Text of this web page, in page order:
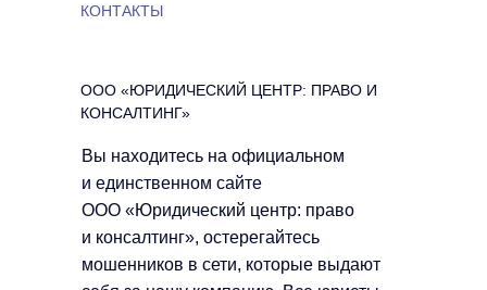
Вы находитесь на официальном
и единственном сайте
ООО «Юридический центр: право
и консалтинг», остерегайтесь
мошенников в сети, которые выдают
ООО «ЮРИДИЧЕСКИЙ ЦЕНТР: ПРАВО И
КОНСАЛТИНГ»
КОНТАКТЫ